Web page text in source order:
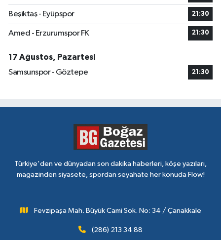
Beşiktaş - Eyüpspor 21:30
Amed - Erzurumspor FK 21:30
17 Ağustos, Pazartesi
Samsunspor - Göztepe
21:30
Türkiye'den ve dünyadan son dakika haberleri, köşe yazıları,
magazinden siyasete, spordan seyahate her konuda Flow!
Fevzipaşa Mah. Büyük Cami Sok. No: 34 / Çanakkale
(286) 213 34 88